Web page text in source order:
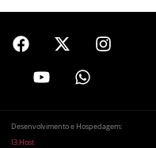
Desenvolvimento e Hospedagem:
I3.Host